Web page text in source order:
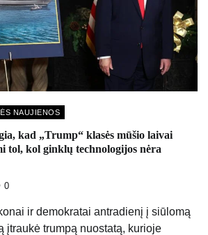
NAUJIENOS
kad „Trump“ klasės mūšio laivai
tol, kol ginklų technologijos nėra
0
ir demokratai antradienį į siūlomą
įtraukė trumpą nuostatą, kurioje